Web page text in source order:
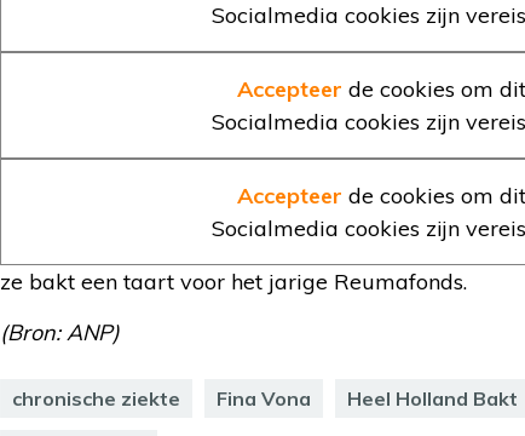
Socialmedia cookies zijn
Accepteer de cookies om
Socialmedia cookies zijn
Accepteer de cookies om
Socialmedia cookies zijn
ze bakt een taart voor het jarige Reumafonds.
(Bron: ANP)
chronische ziekte Fina Vona Heel Holland Bakt